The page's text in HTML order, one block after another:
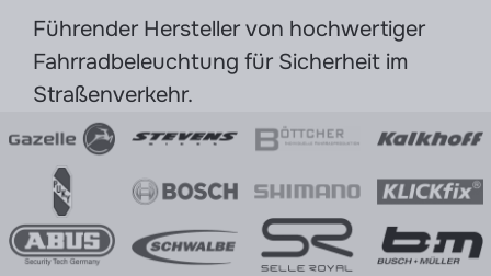
Führender Hersteller von hochwertiger
Fahrradbeleuchtung für Sicherheit im
Straßenverkehr.